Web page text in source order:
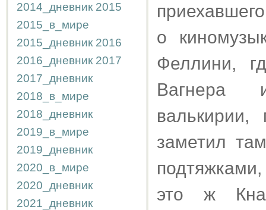
2014_дневник 2015
2015_в_мире
2015_дневник 2016
2016_дневник 2017
2017_дневник
2018_в_мире
2018_дневник
2019_в_мире
2019_дневник
2020_в_мире
2020_дневник
2021_дневник
о
Феллини,
Вагнера
заметил
это ж